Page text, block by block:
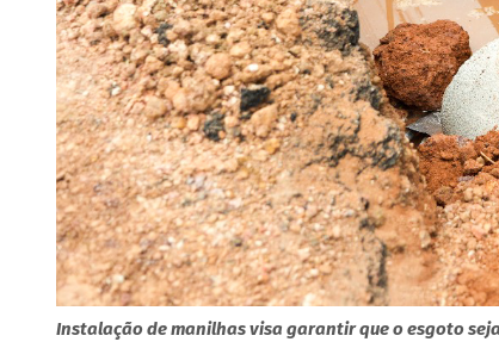
Instalação de manilhas visa garantir que o esgoto